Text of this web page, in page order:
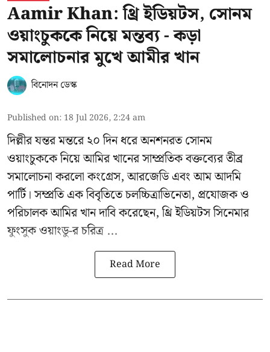
Aamir Khan: থ্রি ইডিয়টস, সোনম
ওয়াংচুককে নিয়ে মন্তব্য - কড়া
সমালোচনার মুখে আমীর খান
বিনোদন ডেস্ক
Published on: 18 Jul 2026, 2:24 am
দিল্লীর যন্তর মন্তরে ২০ দিন ধরে অনশনরতসোনম
ওয়াংচুককেনিয়ে আমির খানের সাম্প্রতিক বক্তব্যের তীব্র
সমালোচনা করলো কংগ্রেস, আরজেডি এবং আম আদমি
পার্টি। সম্প্রতি এক বিবৃতিতে চলচ্চিত্রাভিনেতা, প্রযোজক ও
পরিচালকআমির খানদাবি করেছেন, থ্রি ইডিয়টস সিনেমার
ফুংসুক ওয়াংডু-র চরিত্র ...
Read More